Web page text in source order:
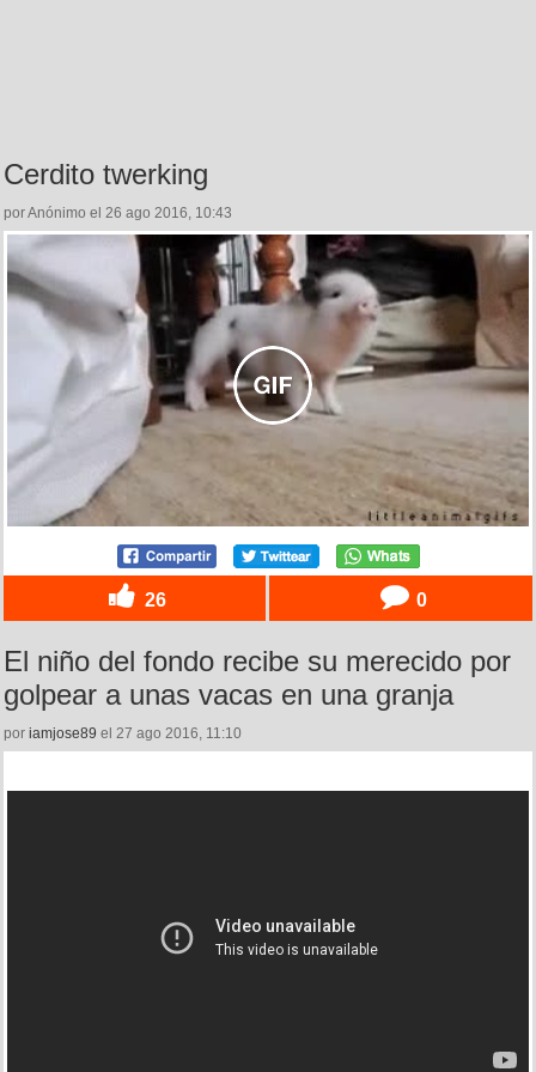
Cerdito twerking
por Anónimo el 26 ago 2016, 10:43
26 0
El niño del fondo recibe su merecido por
golpear a unas vacas en una granja
por iamjose89 el 27 ago 2016, 11:10